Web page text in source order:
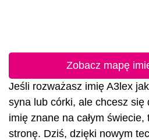
Zobacz mapę
Jeśli rozważasz imię A3lex
syna lub córki, ale chcesz się
imię znane na całym świecie,
stronę. Dziś, dzięki nowym